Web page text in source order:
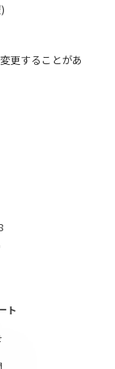
更することがあ
ト